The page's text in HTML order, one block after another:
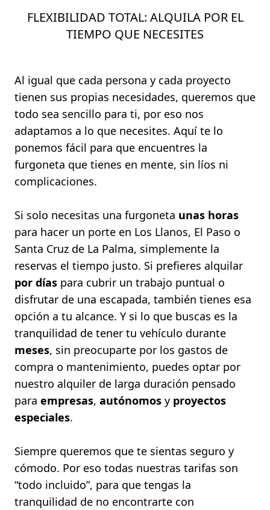
FLEXIBILIDAD TOTAL: ALQUILA POR EL
TIEMPO QUE NECESITES
Al igual que cada persona y cada proyecto
tienen sus propias necesidades, queremos que
todo sea sencillo para ti, por eso nos
adaptamos a lo que necesites. Aquí te lo
ponemos fácil para que encuentres la
furgoneta que tienes en mente, sin líos ni
complicaciones.
Si solo necesitas una furgoneta unas horas
para hacer un porte en Los Llanos, El Paso o
Santa Cruz de La Palma, simplemente la
reservas el tiempo justo. Si prefieres alquilar
por días para cubrir un trabajo puntual o
disfrutar de una escapada, también tienes esa
opción a tu alcance. Y si lo que buscas es la
tranquilidad de tener tu vehículo durante
meses, sin preocuparte por los gastos de
compra o mantenimiento, puedes optar por
nuestro alquiler de larga duración pensado
para empresas, autónomos y proyectos
especiales.
Siempre queremos que te sientas seguro y
cómodo. Por eso todas nuestras tarifas son
“todo incluido”, para que tengas la
tranquilidad de no encontrarte con